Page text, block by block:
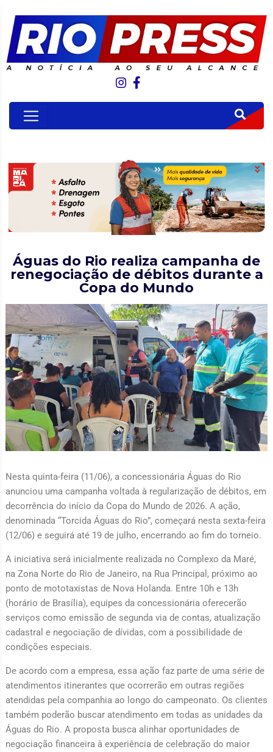
Águas do Rio realiza campanha de
renegociação de débitos durante a
Copa do Mundo
Nesta quinta-feira (11/06), a concessionária Águas do Rio
anunciou uma campanha voltada à regularização de débitos, em
decorrência do início da Copa do Mundo de 2026. A ação,
denominada “Torcida Águas do Rio”, começará nesta sexta-feira
(12/06) e seguirá até 19 de julho, encerrando ao fim do torneio.
A iniciativa será inicialmente realizada no Complexo da Maré,
na Zona Norte do Rio de Janeiro, na Rua Principal, próximo ao
ponto de mototaxistas de Nova Holanda. Entre 10h e 13h
(horário de Brasília), equipes da concessionária oferecerão
serviços como emissão de segunda via de contas, atualização
cadastral e negociação de dívidas, com a possibilidade de
condições especiais.
De acordo com a empresa, essa ação faz parte de uma série de
atendimentos itinerantes que ocorrerão em outras regiões
atendidas pela companhia ao longo do campeonato. Os clientes
também poderão buscar atendimento em todas as unidades da
Águas do Rio. A proposta busca alinhar oportunidades de
negociação financeira à experiência de celebração do maior